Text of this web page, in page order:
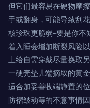
但它们最容易在硬物摩
手或翻身，可能导致刮
核珍珠更脆弱-要是你不
着入睡会增加断裂风险
上给自需穿戴尽量换取
一硬壳垫儿端摘取的黄
适合加妥善收端静置的
防褶皱动等的不意事情